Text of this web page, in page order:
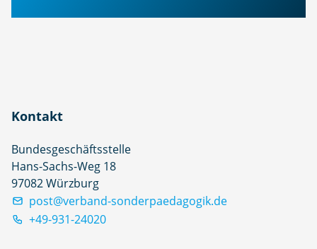
Kontakt
Bundesgeschäftsstelle
Hans-Sachs-Weg 18
97082 Würzburg
post@verband-sonderpaedagogik.de
+49-931-24020